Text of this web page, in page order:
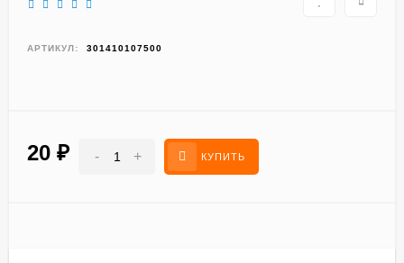
АРТИКУЛ: 301410107500
20 ₽ - + КУПИТЬ